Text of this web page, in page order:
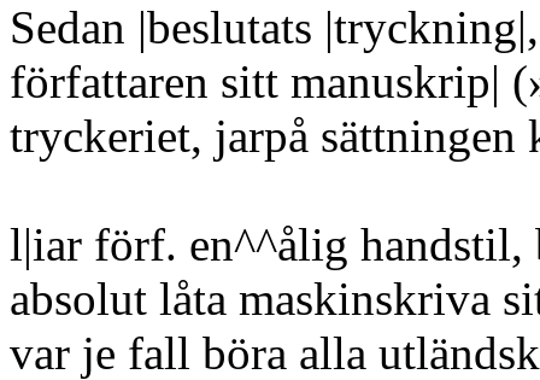
Sedan |beslutats
författaren sitt manuskrip|
tryckeriet, jarpå sättningen
l|iar förf. en^^ålig handstil,
absolut låta maskinskriva
var je fall böra alla